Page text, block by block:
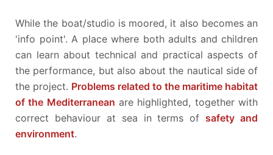
While the boat/studio is moored, it also becomes an
'info point'. A place where both adults and children
can learn about technical and practical aspects of
the performance, but also about the nautical side of
the project. Problems related to the maritime habitat
of the Mediterranean are highlighted, together with
correct behaviour at sea in terms ofsafety and
environment.